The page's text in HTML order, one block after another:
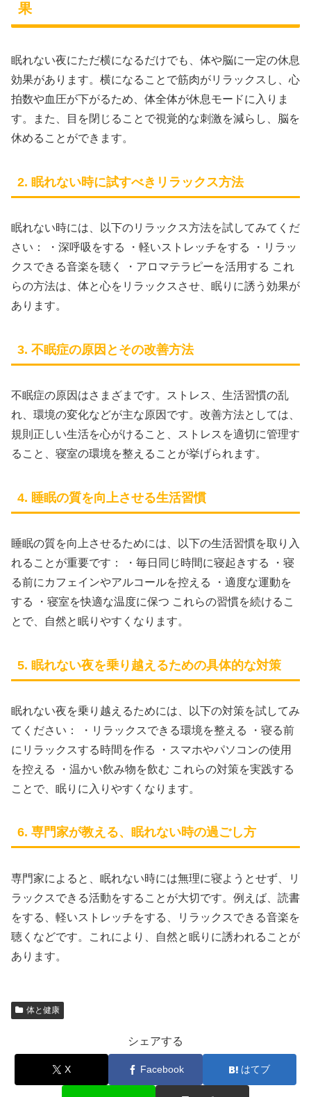
果
眠れない夜にただ横になるだけでも、体や脳に一定の休息
効果があります。横になることで筋肉がリラックスし、心
拍数や血圧が下がるため、体全体が休息モードに入りま
す。また、目を閉じることで視覚的な刺激を減らし、脳を
休めることができます。
2. 眠れない時に試すべきリラックス方法
眠れない時には、以下のリラックス方法を試してみてくだ
さい： ・深呼吸をする ・軽いストレッチをする ・リラッ
クスできる音楽を聴く ・アロマテラピーを活用する これ
らの方法は、体と心をリラックスさせ、眠りに誘う効果が
あります。
3. 不眠症の原因とその改善方法
不眠症の原因はさまざまです。ストレス、生活習慣の乱
れ、環境の変化などが主な原因です。改善方法としては、
規則正しい生活を心がけること、ストレスを適切に管理す
ること、寝室の環境を整えることが挙げられます。
4. 睡眠の質を向上させる生活習慣
睡眠の質を向上させるためには、以下の生活習慣を取り入
れることが重要です： ・毎日同じ時間に寝起きする ・寝
る前にカフェインやアルコールを控える ・適度な運動を
する ・寝室を快適な温度に保つ これらの習慣を続けるこ
とで、自然と眠りやすくなります。
5. 眠れない夜を乗り越えるための具体的な対策
眠れない夜を乗り越えるためには、以下の対策を試してみ
てください： ・リラックスできる環境を整える ・寝る前
にリラックスする時間を作る ・スマホやパソコンの使用
を控える ・温かい飲み物を飲む これらの対策を実践する
ことで、眠りに入りやすくなります。
6. 専門家が教える、眠れない時の過ごし方
専門家によると、眠れない時には無理に寝ようとせず、リ
ラックスできる活動をすることが大切です。例えば、読書
をする、軽いストレッチをする、リラックスできる音楽を
聴くなどです。これにより、自然と眠りに誘われることが
あります。
体と健康
シェアする
X Facebook はてブ